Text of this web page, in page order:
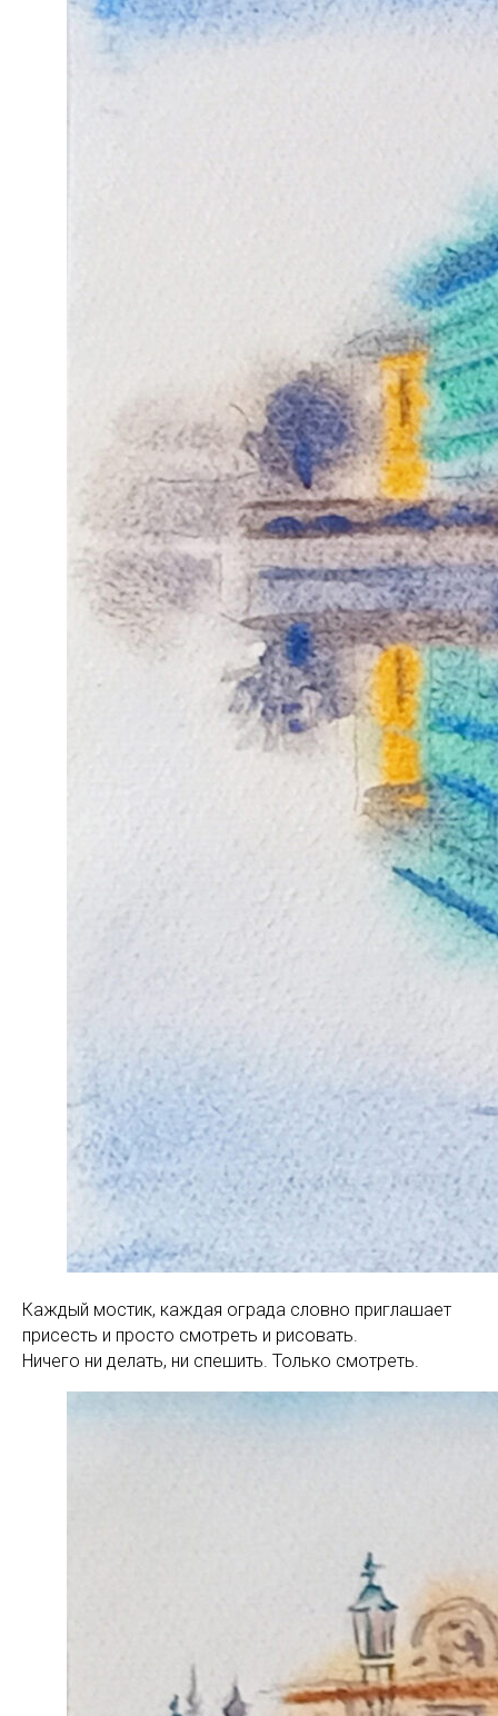
Каждый мостик, каждая ограда словно приглашает
присесть и просто смотреть и рисовать.
Ничего ни делать, ни спешить. Только смотреть.